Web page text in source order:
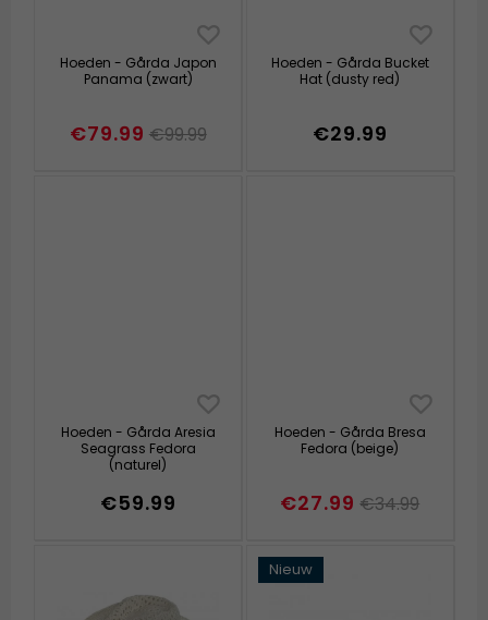
Hoeden - Gårda Japon
Panama (zwart)
€79.99 €99.99
Hoeden - Gårda Bucket
Hat (dusty red)
€29.99
Hoeden - Gårda Aresia
Seagrass Fedora
(naturel)
€59.99
Hoeden - Gårda Bresa
Fedora (beige)
€27.99 €34.99
Nieuw